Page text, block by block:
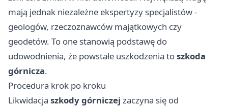
mają jednak niezależne ekspertyzy specjalistów -
geologów, rzeczoznawców majątkowych czy
geodetów. To one stanowią podstawę do
udowodnienia, że powstałe uszkodzenia toszkoda
górnicza.
Procedura krok po kroku
Likwidacja szkody górniczej zaczyna się od